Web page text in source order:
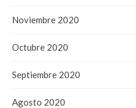
Noviembre 2020
Octubre 2020
Septiembre 2020
Agosto 2020